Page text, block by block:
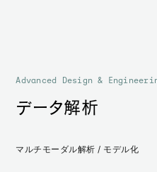
データ解析
Advanced Design &
マルチモーダル解析 / モデル化